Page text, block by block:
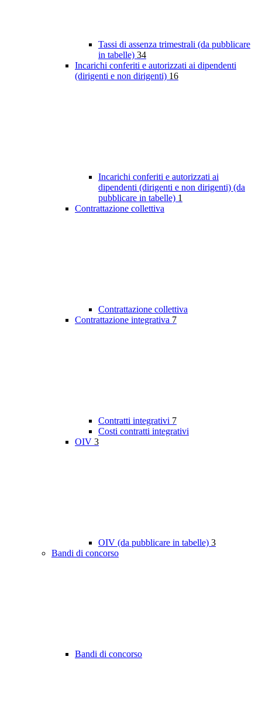
Tassi di assenza trimestrali (da pubblicare
in tabelle) 34
Incarichi conferiti e autorizzati ai dipendenti
(dirigenti e non dirigenti) 16
Incarichi conferiti e autorizzati ai
dipendenti (dirigenti e non dirigenti) (da
pubblicare in tabelle) 1
Contrattazione collettiva
Contrattazione collettiva
Contrattazione integrativa 7
Contratti integrativi 7
Costi contratti integrativi
OIV 3
OIV (da pubblicare in tabelle) 3
Bandi di concorso
Bandi di concorso